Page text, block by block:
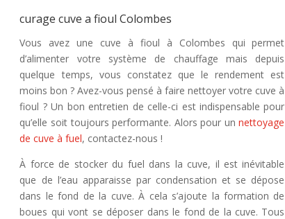
curage cuve a fioul Colombes
Vous avez une cuve à fioul à Colombes qui permet
d’alimenter votre système de chauffage mais depuis
quelque temps, vous constatez que le rendement est
moins bon ? Avez-vous pensé à faire nettoyer votre cuve à
fioul ? Un bon entretien de celle-ci est indispensable pour
qu’elle soit toujours performante. Alors pour un nettoyage
de cuve à fuel, contactez-nous !
À force de stocker du fuel dans la cuve, il est inévitable
que de l’eau apparaisse par condensation et se dépose
dans le fond de la cuve. À cela s’ajoute la formation de
boues qui vont se déposer dans le fond de la cuve. Tous